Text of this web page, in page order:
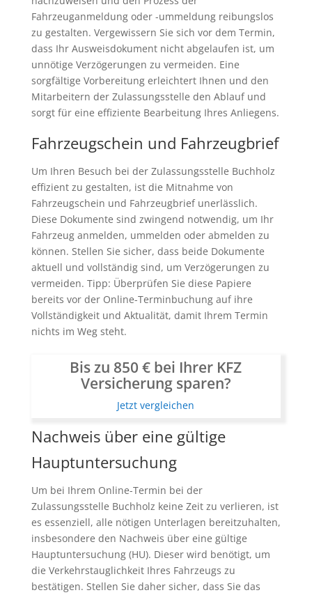
Fahrzeuganmeldung oder -ummeldung reibungslos
zu gestalten. Vergewissern Sie sich vor dem Termin,
dass Ihr Ausweisdokument nicht abgelaufen ist, um
unnötige Verzögerungen zu vermeiden. Eine
sorgfältige Vorbereitung erleichtert Ihnen und den
Mitarbeitern der Zulassungsstelle den Ablauf und
sorgt für eine effiziente Bearbeitung Ihres Anliegens.
Fahrzeugschein und Fahrzeugbrief
Um Ihren Besuch bei der Zulassungsstelle Buchholz
effizient zu gestalten, ist die Mitnahme von
Fahrzeugschein und Fahrzeugbrief unerlässlich.
Diese Dokumente sind zwingend notwendig, um Ihr
Fahrzeug anmelden, ummelden oder abmelden zu
können. Stellen Sie sicher, dass beide Dokumente
aktuell und vollständig sind, um Verzögerungen zu
vermeiden. Tipp: Überprüfen Sie diese Papiere
bereits vor der Online-Terminbuchung auf ihre
Vollständigkeit und Aktualität, damit Ihrem Termin
nichts im Weg steht.
Bis zu 850 € bei Ihrer KFZ
Versicherung sparen?
Jetzt vergleichen
Nachweis über eine gültige
Hauptuntersuchung
Um bei Ihrem Online-Termin bei der
Zulassungsstelle Buchholz keine Zeit zu verlieren, ist
es essenziell, alle nötigen Unterlagen bereitzuhalten,
insbesondere den Nachweis über eine gültige
Hauptuntersuchung (HU). Dieser wird benötigt, um
die Verkehrstauglichkeit Ihres Fahrzeugs zu
bestätigen. Stellen Sie daher sicher, dass Sie das